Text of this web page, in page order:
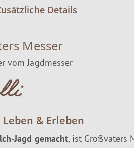
Details
Messer
vom Jagdmesser
& Erleben
Jagd gemacht, ist Großvaters